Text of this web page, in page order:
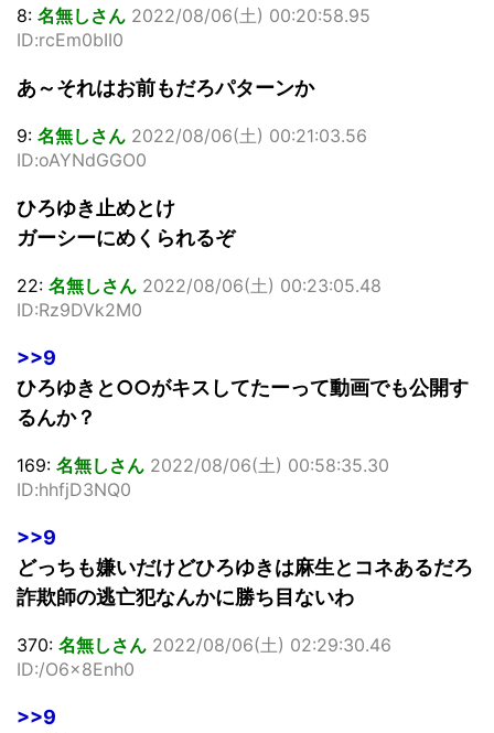
8: 名無しさん 2022/08/06(土) 00:20:58.95
ID:rcEm0bII0
あ～それはお前もだろパターンか
9: 名無しさん 2022/08/06(土) 00:21:03.56
ID:oAYNdGGO0
ひろゆき止めとけ
ガーシーにめくられるぞ
22: 名無しさん 2022/08/06(土) 00:23:05.48
ID:Rz9DVk2M0
>>9
ひろゆきと○○がキスしてたーって動画でも公開す
るんか？
169: 名無しさん 2022/08/06(土) 00:58:35.30
ID:hhfjD3NQ0
>>9
どっちも嫌いだけどひろゆきは麻生とコネあるだろ
詐欺師の逃亡犯なんかに勝ち目ないわ
370: 名無しさん 2022/08/06(土) 02:29:30.46
ID:/O6x8Enh0
>>9